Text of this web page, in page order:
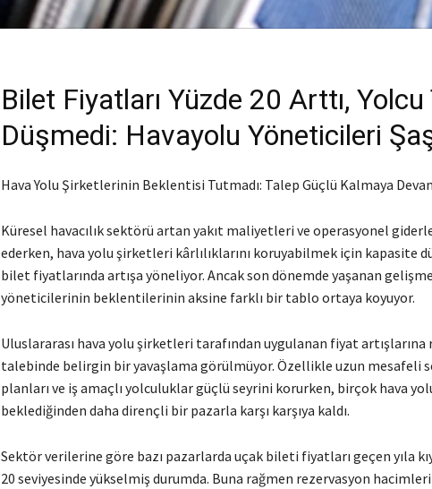
Bilet Fiyatları Yüzde 20 Arttı, Yolcu
Düşmedi: Havayolu Yöneticileri
Hava Yolu Şirketlerinin Beklentisi Tutmadı: Talep Güçlü Kalmaya
Küresel havacılık sektörü artan yakıt maliyetleri ve operasyonel
ederken, hava yolu şirketleri kârlılıklarını koruyabilmek için kapasite
bilet fiyatlarında artışa yöneliyor. Ancak son dönemde yaşanan
yöneticilerinin beklentilerinin aksine farklı bir tablo ortaya koyuyor.
Uluslararası hava yolu şirketleri tarafından uygulanan fiyat artışlarına
talebinde belirgin bir yavaşlama görülmüyor. Özellikle uzun mesafeli
planları ve iş amaçlı yolculuklar güçlü seyrini korurken, birçok hava
beklediğinden daha dirençli bir pazarla karşı karşıya kaldı.
Sektör verilerine göre bazı pazarlarda uçak bileti fiyatları geçen yıla
20 seviyesinde yükselmiş durumda. Buna rağmen rezervasyon